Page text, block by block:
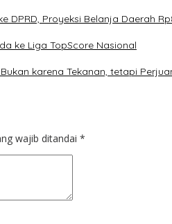
DPRD, Proyeksi Belanja Daerah
ke Liga TopScore Nasional
karena Tekanan, tetapi
wajib ditandai *